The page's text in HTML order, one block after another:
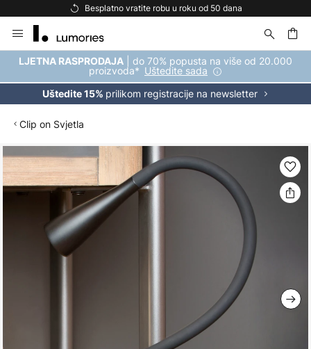
Besplatno vratite robu u roku od 50 dana
to
Content
LJETNA RASPRODAJA | do 70% popusta na više od 20.000
proizvoda* Uštedite sada
Uštedite 15% prilikom registracije na newsletter
Clip on Svjetla
Skip
to
the